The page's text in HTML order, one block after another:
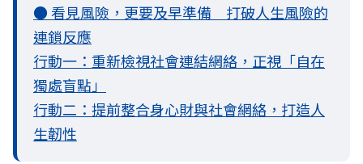
● 看見風險，更要及早準備 打破人生風險的
連鎖反應
行動一：重新檢視社會連結網絡，正視「自在
獨處盲點」
行動二：提前整合身心財與社會網絡，打造人
生韌性